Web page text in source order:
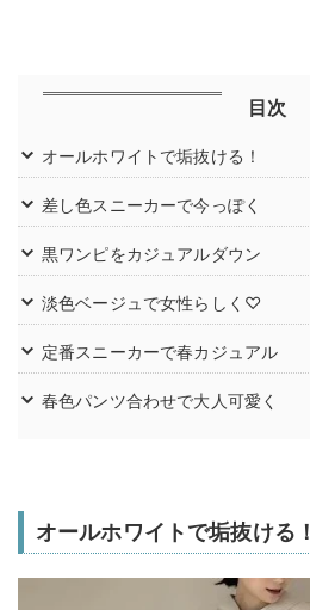
目次
オールホワイトで垢抜ける！
差し色スニーカーで今っぽく
黒ワンピをカジュアルダウン
淡色ベージュで女性らしく♡
定番スニーカーで春カジュアル
春色パンツ合わせで大人可愛く
オールホワイトで垢抜ける！